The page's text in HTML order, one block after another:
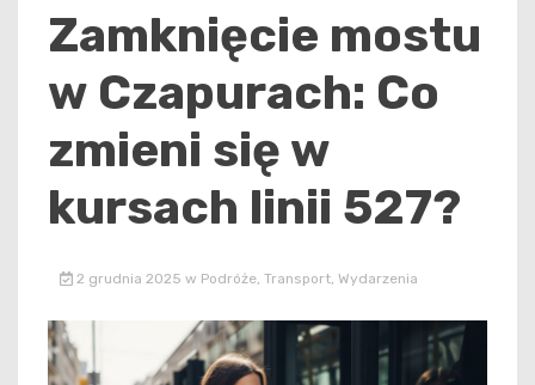
Zamknięcie mostu
w Czapurach: Co
zmieni się w
kursach linii 527?
2 grudnia 2025 w Podróże, Transport, Wydarzenia